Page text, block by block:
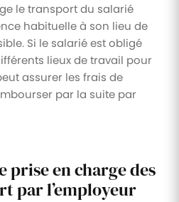
le transport du salarié
habituelle à son lieu de
Si le salarié est obligé
lieux de travail pour
assurer les frais de
par la suite par
prise en charge des
par l’employeur